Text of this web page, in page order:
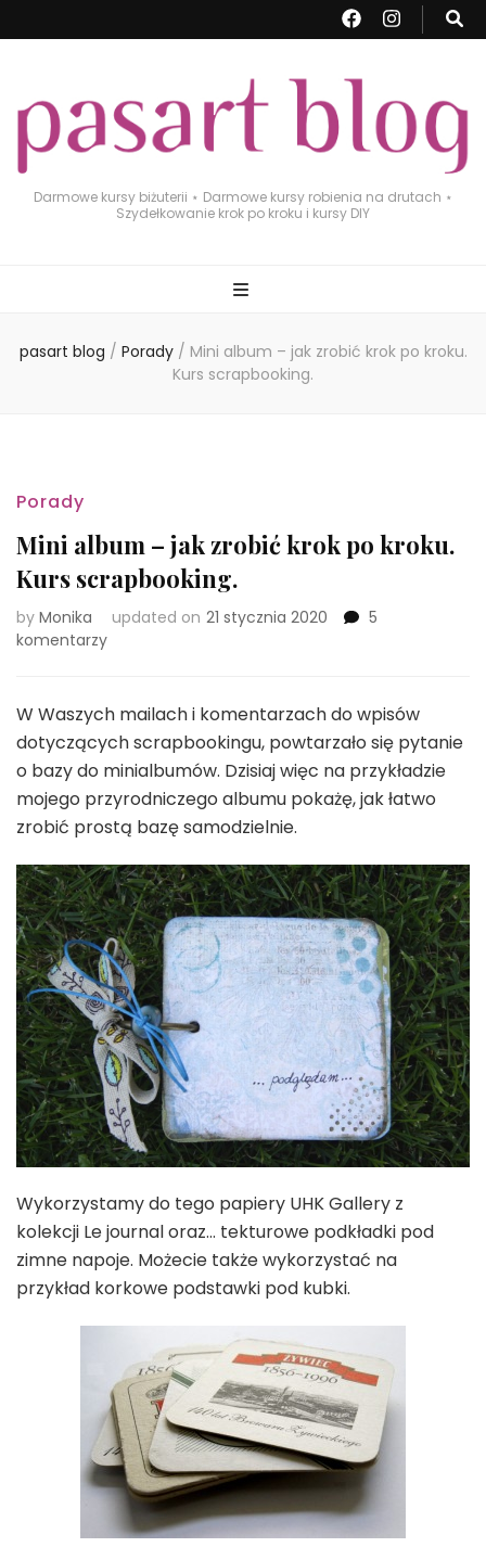
Darmowe kursy biżuterii ⋆ Darmowe kursy robienia na drutach ⋆
Szydełkowanie krok po kroku i kursy DIY
pasart blog / Porady / Mini album – jak zrobić krok po kroku.
Kurs scrapbooking.
Porady
Mini album – jak zrobić krok po kroku.
Kurs scrapbooking.
by Monika updated on 21 stycznia 2020
5
komentarzydo
–
jak
zrobić
krok
po
kroku.
Kurs
scrapbooking.
W Waszych mailach i komentarzach do wpisów
dotyczących scrapbookingu, powtarzało się pytanie
o bazy do minialbumów. Dzisiaj więc na przykładzie
mojego przyrodniczego albumu pokażę, jak łatwo
zrobić prostą bazę samodzielnie.
Wykorzystamy do tego papiery UHK Gallery z
kolekcji Le journal oraz… tekturowe podkładki pod
zimne napoje. Możecie także wykorzystać na
przykład korkowe podstawki pod kubki.